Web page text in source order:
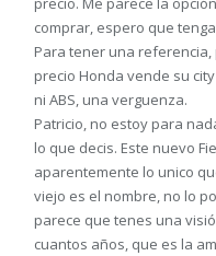
comprar, espero que
Para tener una referencia,
precio Honda vende su
ni ABS, una verguenza.
Patricio, no estoy para
lo que decis. Este nuevo
aparentemente lo unico
viejo es el nombre, no lo
parece que tenes una
cuantos años, que es la